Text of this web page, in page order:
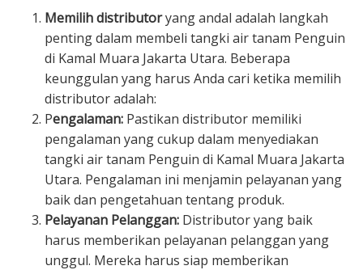
Memilih distributoryang andal adalah langkah
penting dalam membeli tangki air tanam Penguin
di Kamal Muara Jakarta Utara. Beberapa
keunggulan yang harus Anda cari ketika memilih
distributor adalah:
Pengalaman: Pastikan distributor memiliki
pengalaman yang cukup dalam menyediakan
tangki air tanam Penguin di Kamal Muara Jakarta
Utara. Pengalaman ini menjamin pelayanan yang
baik dan pengetahuan tentang produk.
Pelayanan Pelanggan: Distributor yang baik
harus memberikan pelayanan pelanggan yang
unggul. Mereka harus siap memberikan